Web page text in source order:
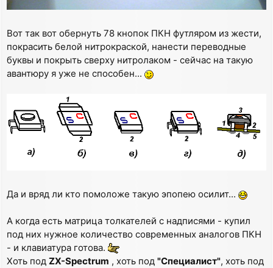
Вот так вот обернуть 78 кнопок ПКН футляром из жести,
покрасить белой нитрокраской, нанести переводные
буквы и покрыть сверху нитролаком - сейчас на такую
авантюру я уже не способен...
Да и вряд ли кто помоложе такую эпопею осилит...
А когда есть матрица толкателей с надписями - купил
под них нужное количество современных аналогов ПКН
- и клавиатура готова.
Хоть под ZX-Spectrum , хоть под "Специалист", хоть под